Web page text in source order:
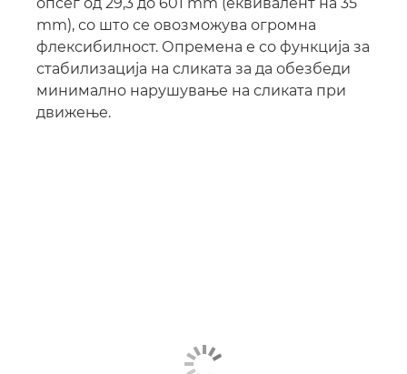
mm), со што се овозможува огромна
флексибилност. Опремена е со функција за
стабилизација на сликата за да обезбеди
минимално нарушување на сликата при
движење.